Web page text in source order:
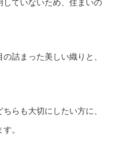
詰まった美しい織りと、
らも大切にしたい方に、
。